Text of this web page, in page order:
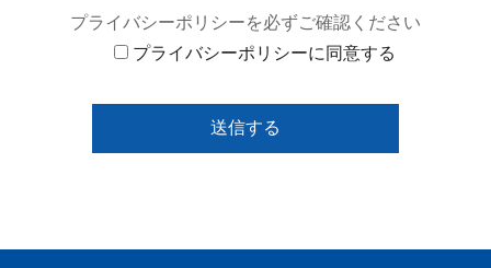
プライバシーポリシーを必ずご確認ください
プライバシーポリシーに同意する